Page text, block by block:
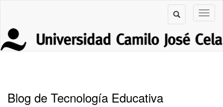
Blog de Tecnología Educativa